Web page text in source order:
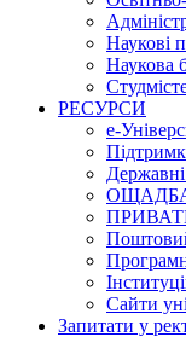
Наукові
Наукова
РЕСУРСИ
е-
Державні
Сайти
Запитати у